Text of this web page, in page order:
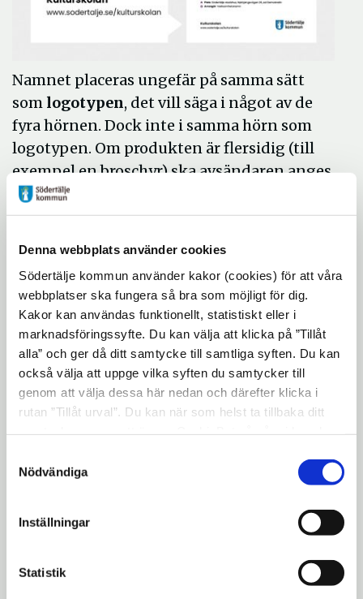
Denna webbplats använder cookies
Södertälje kommun använder kakor (cookies) för att våra
webbplatser ska fungera så bra som möjligt för dig.
Kakor kan användas funktionellt, statistiskt eller i
marknadsföringssyfte. Du kan välja att klicka på ”Tillåt
alla” och ger då ditt samtycke till samtliga syften. Du kan
också välja att uppge vilka syften du samtycker till
genom att välja dessa här nedan och därefter klicka i
rutan ”Tillåt urval”. Du kan när som helst ta tillbaka ditt
"Visa detaljer" kan du läsa om hur kakorna används och
hur vi och våra leverantörer inhämtar och behandlar
Nödvändiga
Inställningar
Statistik
Namnet placeras ungefär på samma sätt
som logotypen, det vill säga i något av de
fyra hörnen. Dock inte i samma hörn som
logotypen. Om produkten är flersidig (till
exempel en broschyr) ska avsändaren anges
på framsidan och baksidan.
broschyrer.
Storleken (höjden) på texten ska vara
ungefär hälften av texten i logotypens
ordbild. Mät en gemen bokstav enligt
exemplet ovan. Till exempel på en A4-sida
så är 10 pt en bra storlek.
Utgå från kommunens framtagna mallar så
är placering och storlek redan definierade.
2. Inbäddad placering